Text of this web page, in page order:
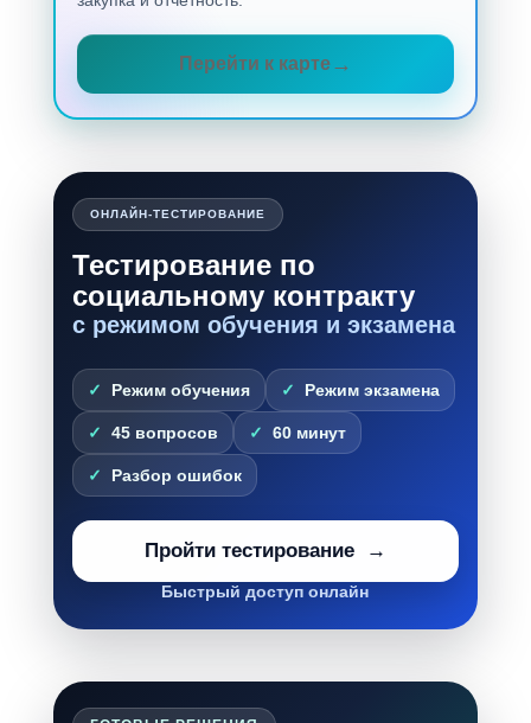
Перейти к карте
ОНЛАЙН-ТЕСТИРОВАНИЕ
Тестирование по
социальному контракту
с режимом обучения и экзамена
Режим обучения Режим экзамена
45 вопросов 60 минут
Разбор ошибок
Пройти тестирование
Быстрый доступ онлайн